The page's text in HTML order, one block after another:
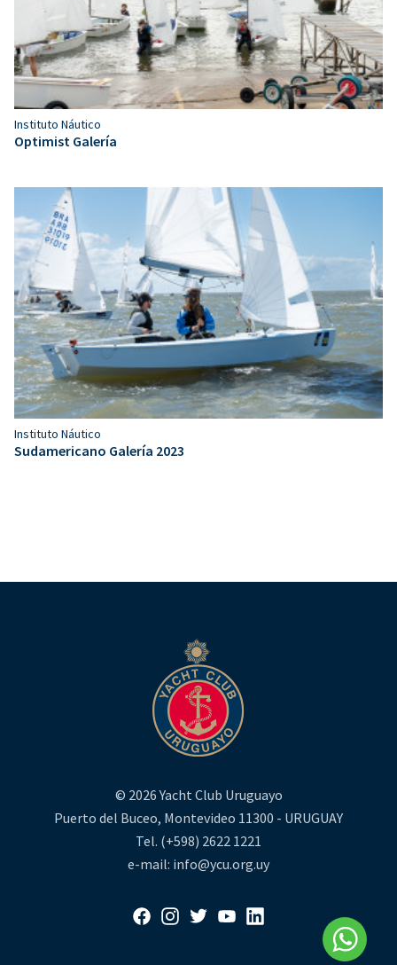
Instituto Náutico
Optimist Galería
Instituto Náutico
Sudamericano Galería 2023
© 2026 Yacht Club Uruguayo
Puerto del Buceo, Montevideo 11300 - URUGUAY
Tel. (+598) 2622 1221
e-mail: info@ycu.org.uy